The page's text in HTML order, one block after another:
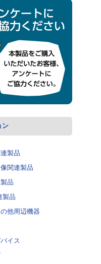
ン
製品
関連製品
品
製品
他周辺機器
イス